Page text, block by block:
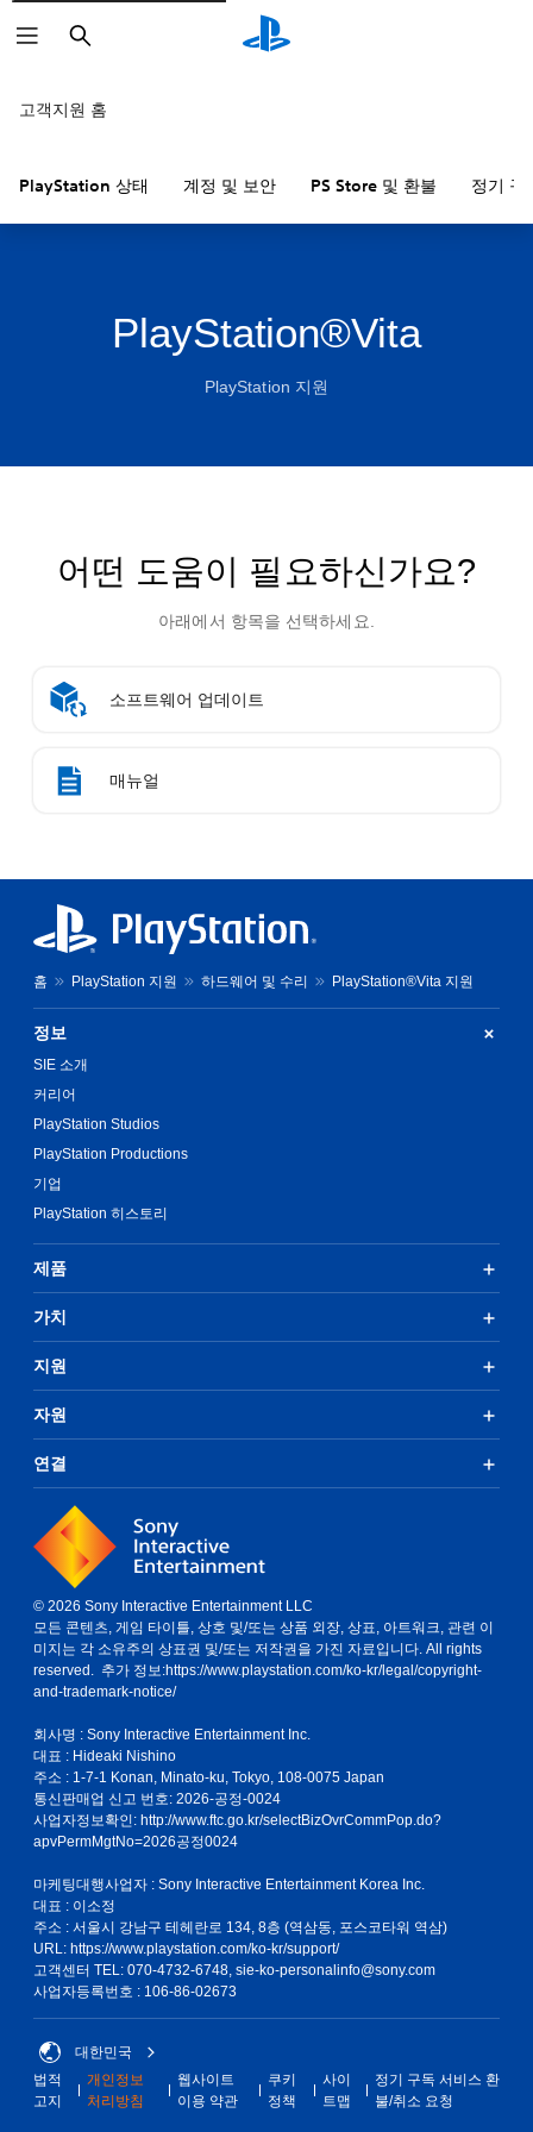
검
색
고객지원 홈
PlayStation 상태 계정 및 보안 PS Store 및 환불 정기 구
PlayStation®Vita
PlayStation 지원
어떤 도움이 필요하신가요?
아래에서 항목을 선택하세요.
소프트웨어 업데이트
매뉴얼
홈 PlayStation 지원 하드웨어 및 수리 PlayStation®Vita 지원
정보
SIE 소개
커리어
PlayStation Studios
PlayStation Productions
기업
PlayStation 히스토리
제품
가치
지원
자원
연결
© 2026 Sony Interactive Entertainment LLC
모든 콘텐츠, 게임 타이틀, 상호 및/또는 상품 외장, 상표, 아트워크, 관련 이
미지는 각 소유주의 상표권 및/또는 저작권을 가진 자료입니다. All rights
reserved. 추가 정보:https://www.playstation.com/ko-kr/legal/copyright-
and-trademark-notice/
회사명 : Sony Interactive Entertainment Inc.
대표 : Hideaki Nishino
주소 : 1-7-1 Konan, Minato-ku, Tokyo, 108-0075 Japan
통신판매업 신고 번호: 2026-공정-0024
사업자정보확인: http://www.ftc.go.kr/selectBizOvrCommPop.do?
apvPermMgtNo=2026공정0024
마케팅대행사업자 : Sony Interactive Entertainment Korea Inc.
대표 : 이소정
주소 : 서울시 강남구 테헤란로 134, 8층 (역삼동, 포스코타워 역삼)
URL: https://www.playstation.com/ko-kr/support/
고객센터 TEL: 070-4732-6748, sie-ko-personalinfo@sony.com
사업자등록번호 : 106-86-02673
대한민국
법적
고지
개인정보
처리방침
웹사이트
이용 약관
쿠키
정책
사이
트맵
정기 구독 서비스 환
불/취소 요청